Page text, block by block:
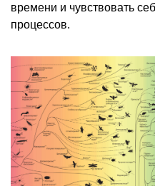
времени и чувствовать
процессов.